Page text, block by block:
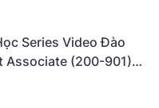
Series Video Đào
Associate (200-901)